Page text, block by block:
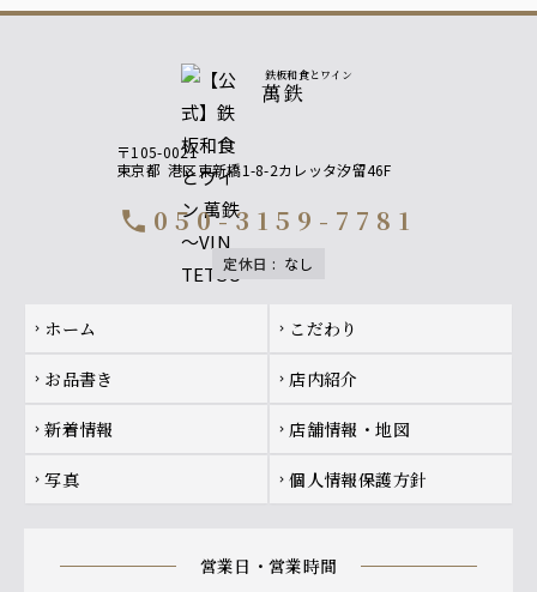
鉄板和食とワイン
萬鉄
〒105-0021
東京都 港区東新橋1-8-2カレッタ汐留46F
call 050-3159-7781
定休日 : なし
Footer navigation
chevron_right ホーム chevron_right こだわり
chevron_right お品書き chevron_right 店内紹介
chevron_right 新着情報 chevron_right 店舗情報・地図
chevron_right 写真 chevron_right 個人情報保護方針
営業日・営業時間